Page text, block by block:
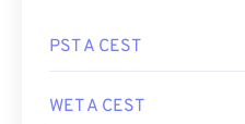
PST A CEST
WET A CEST